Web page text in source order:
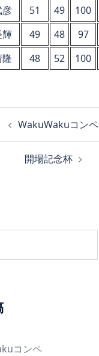
51 49 100
49 48 97
48 52 100
WakuWakuコンペ
開場記念杯
コンペ